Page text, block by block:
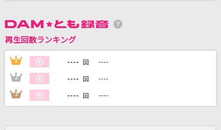
自宅でカラオケ歌い放題！
再生回数ランキング
1 ---- 回 ----
2 ---- 回 ----
3 ---- 回 ----